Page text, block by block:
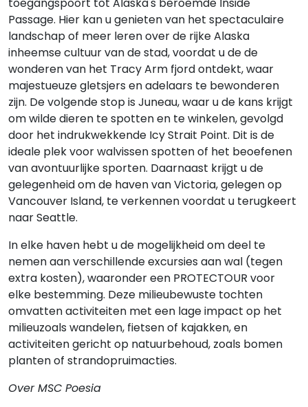
Passage. Hier kan u genieten van het spectaculaire
landschap of meer leren over de rijke Alaska
inheemse cultuur van de stad, voordat u de de
wonderen van het Tracy Arm fjord ontdekt, waar
majestueuze gletsjers en adelaars te bewonderen
zijn. De volgende stop is Juneau, waar u de kans krijgt
om wilde dieren te spotten en te winkelen, gevolgd
door het indrukwekkende Icy Strait Point. Dit is de
ideale plek voor walvissen spotten of het beoefenen
van avontuurlijke sporten. Daarnaast krijgt u de
gelegenheid om de haven van Victoria, gelegen op
Vancouver Island, te verkennen voordat u terugkeert
naar Seattle.
In elke haven hebt u de mogelijkheid om deel te
nemen aan verschillende excursies aan wal (tegen
extra kosten), waaronder een PROTECTOUR voor
elke bestemming. Deze milieubewuste tochten
omvatten activiteiten met een lage impact op het
milieuzoals wandelen, fietsen of kajakken, en
activiteiten gericht op natuurbehoud, zoals bomen
planten of strandopruimacties.
Over MSC Poesia